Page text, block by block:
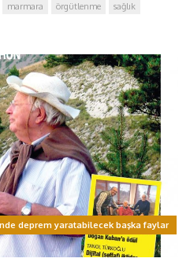
marmara örgütlenme
sağlık
deprem yaratabilecek başka faylar